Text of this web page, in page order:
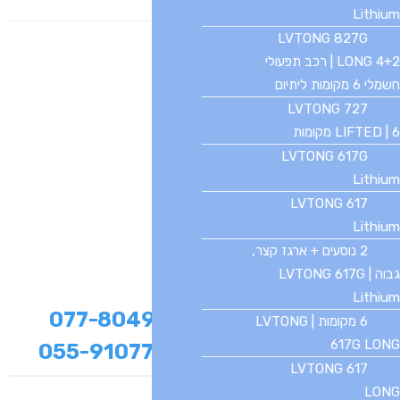
מחיר:19,000 ₪
* לא כולל הובלה
* המחירים כוללים מע"מ
לרכישה בטלפון –
077-8049041
למכירותבוואטסאפ
Lithium
LVTONG 827G
LONG 4+2 | רכב תפעולי
חשמלי 6 מקומות ליתיום
LVTONG 727
LIFTED | 6 מקומות
LVTONG 617G
Lithium
LVTONG 617
Lithium
2 נוסעים + ארגז קצר,
גבוה | LVTONG 617G
Lithium
6 מקומות | LVTONG
617G LONG
LVTONG 617
LONG